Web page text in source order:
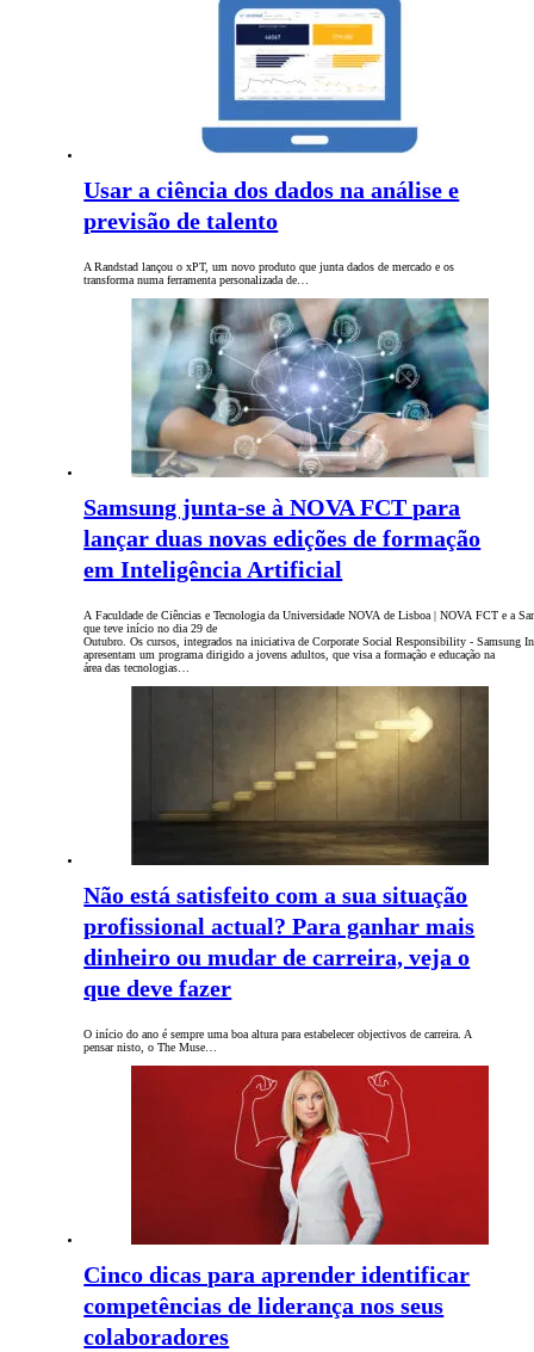
Usar a ciência dos dados na análise e
previsão de talento
A Randstad lançou o xPT, um novo produto que junta dados de mercado e os
transforma numa ferramenta personalizada de…
Samsung junta-se à NOVA FCT para
lançar duas novas edições de formação
em Inteligência Artificial
A Faculdade de Ciências e Tecnologia da Universidade NOVA de Lisboa | NOVA FCT e a
que teve início no dia 29 de
Outubro. Os cursos, integrados na iniciativa de Corporate Social Responsibility - Samsung
apresentam um programa dirigido a jovens adultos, que visa a formação e educação na
área das tecnologias…
Não está satisfeito com a sua situação
profissional actual? Para ganhar mais
dinheiro ou mudar de carreira, veja o
que deve fazer
O início do ano é sempre uma boa altura para estabelecer objectivos de carreira. A
pensar nisto, o The Muse…
Cinco dicas para aprender identificar
competências de liderança nos seus
colaboradores